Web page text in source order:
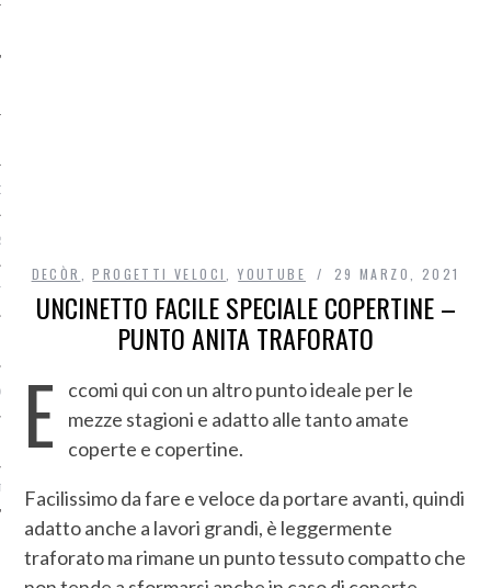
DI ACCESSO AI DATI
DECÒR ,PROGETTI VELOCI ,YOUTUBE 29 MARZO, 2021
UNCINETTO FACILE SPECIALE COPERTINE –
PUNTO ANITA TRAFORATO
E
ccomi qui con un altro punto ideale per le
mezze stagioni e adatto alle tanto amate
coperte e copertine.
Facilissimo da fare e veloce da portare avanti, quindi
adatto anche a lavori grandi, è leggermente
traforato ma rimane un punto tessuto compatto che